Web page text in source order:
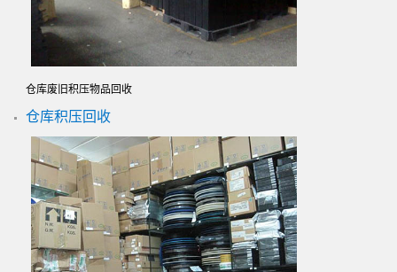
仓库废旧积压物品回收
仓库积压回收